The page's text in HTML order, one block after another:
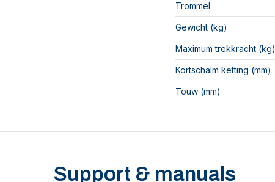
Trommel
Gewicht (kg)
Maximum trekkracht (kg)
Kortschalm ketting (mm)
Touw (mm)
Support & manuals